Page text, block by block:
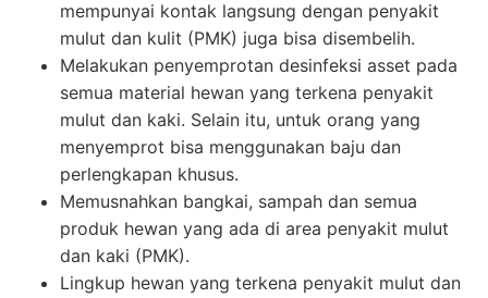
mempunyai kontak langsung dengan penyakit
mulut dan kulit (PMK) juga bisa disembelih.
Melakukan penyemprotan desinfeksi asset pada
semua material hewan yang terkena penyakit
mulut dan kaki. Selain itu, untuk orang yang
menyemprot bisa menggunakan baju dan
perlengkapan khusus.
Memusnahkan bangkai, sampah dan semua
produk hewan yang ada di area penyakit mulut
dan kaki (PMK).
Lingkup hewan yang terkena penyakit mulut dan